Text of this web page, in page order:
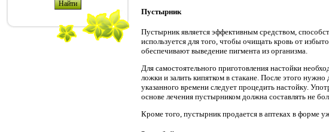
Пустырник
Пустырник является эффективным средством,
используется для того, чтобы очищать кровь от
обеспечивают выведение пигмента из организма.
Для самостоятельного приготовления настойки
ложки и залить кипятком в стакане. После этого
указанного времени следует процедить настойку.
основе лечения пустырником должна составлять не
Кроме того, пустырник продается в аптеках в форме